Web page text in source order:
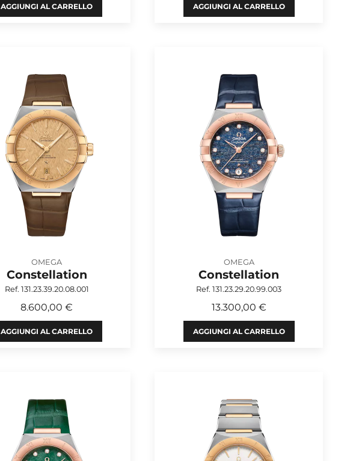
AGGIUNGI AL CARRELLO AGGIUNGI AL CARRELLO
OMEGA
Constellation
Ref. 131.23.39.20.08.001
8.600,00 €
AGGIUNGI AL CARRELLO
OMEGA
Constellation
Ref. 131.23.29.20.99.003
13.300,00 €
AGGIUNGI AL CARRELLO